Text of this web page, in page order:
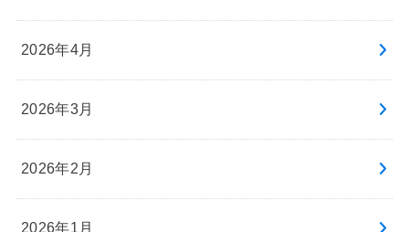
2026年4月
2026年3月
2026年2月
2026年1月